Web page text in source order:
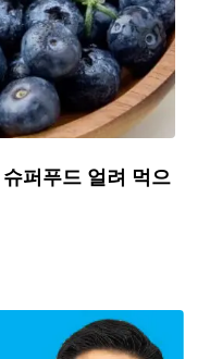
퍼푸드 얼려 먹으